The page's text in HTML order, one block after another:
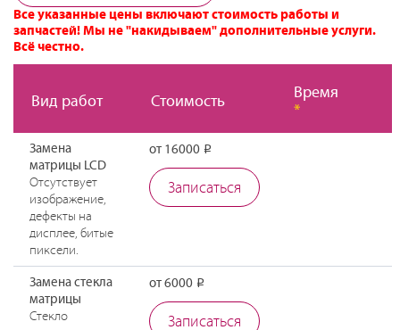
Все указанные цены включают стоимость работы и
запчастей! Мы не "накидываем" дополнительные услуги.
Всё честно.
Вид работ Стоимость
Время
*
Замена
матрицы LCD
Отсутствует
изображение,
дефекты на
дисплее, битые
пиксели.
от 16000 Р
Записаться
Замена стекла
матрицы
Стекло
от 6000 Р
Записаться